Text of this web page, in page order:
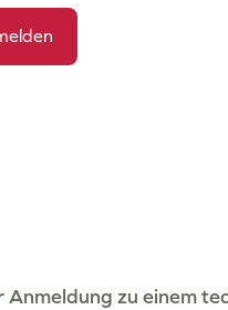
Anmeldung zu einem